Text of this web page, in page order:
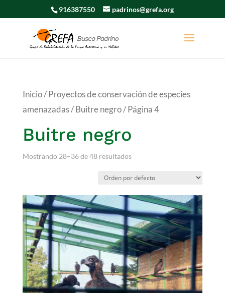
916387550 padrinos@grefa.org
Inicio/ Proyectos de conservación de especies
amenazadas/ Buitre negro/ Página 4
Buitre negro
Mostrando 28–36 de 48 resultados